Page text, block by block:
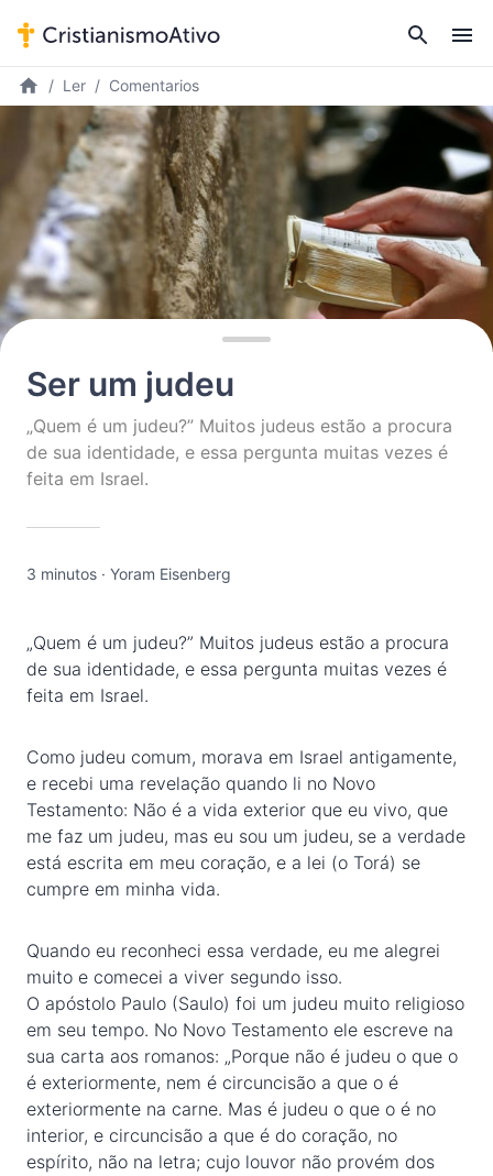
Ler Comentarios
Ser um judeu
„Quem é um judeu?” Muitos judeus estão a procura
de sua identidade, e essa pergunta muitas vezes é
feita em Israel.
3 minutos · Yoram Eisenberg
„Quem é um judeu?” Muitos judeus estão a procura
de sua identidade, e essa pergunta muitas vezes é
feita em Israel.
Como judeu comum, morava em Israel antigamente,
e recebi uma revelação quando li no Novo
Testamento: Não é a vida exterior que eu vivo, que
me faz um judeu, mas eu sou um judeu, se a verdade
está escrita em meu coração, e a lei (o Torá) se
cumpre em minha vida.
Quando eu reconheci essa verdade, eu me alegrei
muito e comecei a viver segundo isso.
O apóstolo Paulo (Saulo) foi um judeu muito religioso
em seu tempo. No Novo Testamento ele escreve na
sua carta aos romanos: „Porque não é judeu o que o
é exteriormente, nem é circuncisão a que o é
exteriormente na carne. Mas é judeu o que o é no
interior, e circuncisão a que é do coração, no
espírito, não na letra; cujo louvor não provém dos